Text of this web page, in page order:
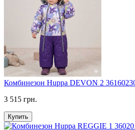
Комбинезон Huppa DEVON 2
3 515 грн.
Купить